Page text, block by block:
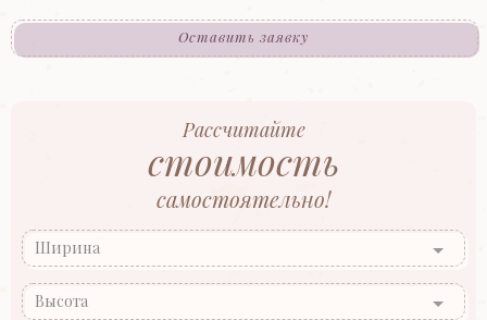
Оставить заявку
Рассчитайте
стоимость
самостоятельно!
Ширина
Высота